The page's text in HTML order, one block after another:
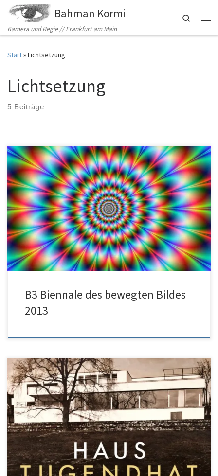
Zum Inhalt springenBahman Kormi
Kamera und Regie // Frankfurt am Main
Search
Start»Lichtsetzung
Lichtsetzung
5 Beiträge
Kameraarbeit für die B3 Biennale des bewegten Bildes 2013.
Unter dem Leitmotiv »Expanded Narration. Das neue Erzählen«
widmet sich B3 erweiterten Erzählformen, die durch
technologische Innovationen und eine fortschreitende
Medienkonvergenz alle Formen des bewegten Bildes betreffen.
B3 Biennale des bewegten Bildes
2013
Lichtsetzung und additional Kamera für den Dokumetarfilm von
Dieter Reifarth.